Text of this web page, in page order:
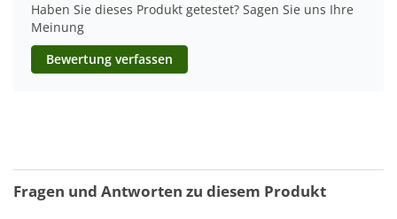
Haben Sie dieses Produkt getestet? Sagen Sie uns Ihre
Meinung
Bewertung verfassen
Fragen und Antworten zu diesem Produkt